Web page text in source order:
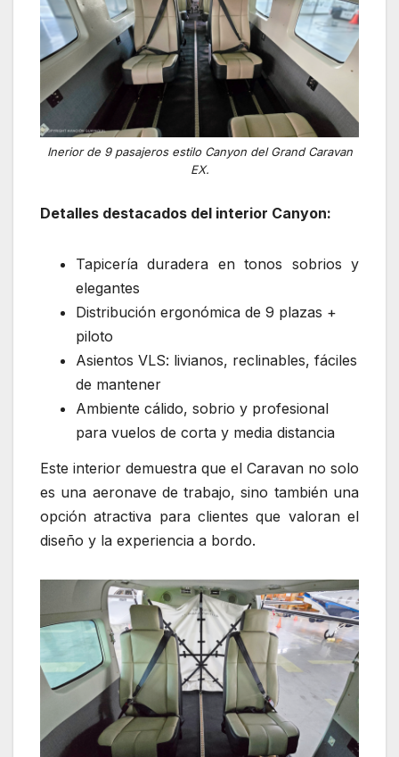
Inerior de 9 pasajeros estilo Canyon del Grand Caravan
EX.
Detalles destacados del interior Canyon:
Tapicería duradera en tonos sobrios y
elegantes
Distribución ergonómica de 9 plazas +
piloto
Asientos VLS: livianos, reclinables, fáciles
de mantener
Ambiente cálido, sobrio y profesional
para vuelos de corta y media distancia
Este interior demuestra que el Caravan no solo
es una aeronave de trabajo, sino también una
opción atractiva para clientes que valoran el
diseño y la experiencia a bordo.